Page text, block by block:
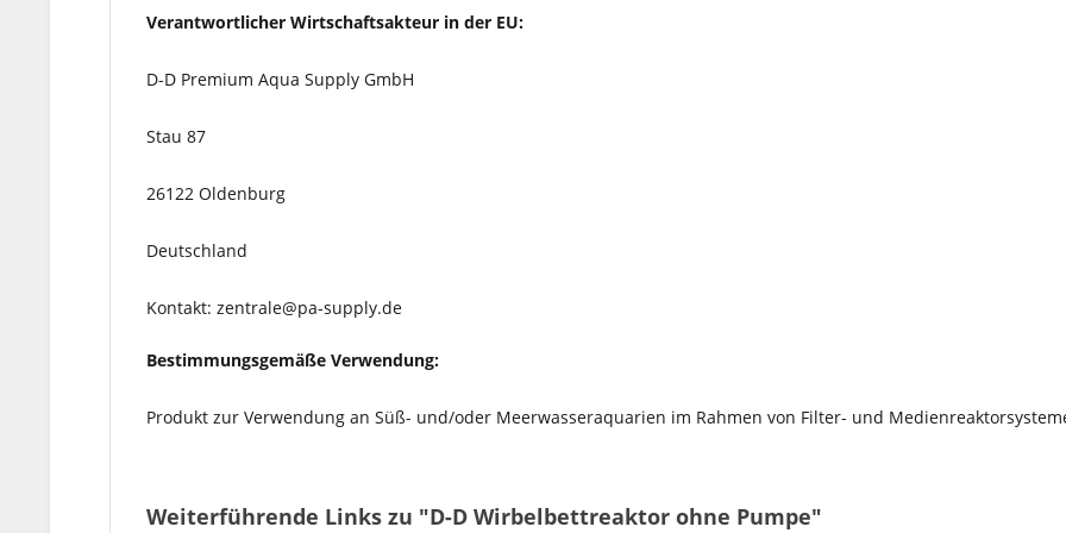
Verantwortlicher Wirtschaftsakteur in der EU:
D-D Premium Aqua Supply GmbH
Stau 87
26122 Oldenburg
Deutschland
Kontakt: zentrale@pa-supply.de
Bestimmungsgemäße Verwendung:
Produkt zur Verwendung an Süß- und/oder Meerwasseraquarien im Rahmen von Filter- und
Weiterführende Links zu "D-D Wirbelbettreaktor ohne Pumpe"